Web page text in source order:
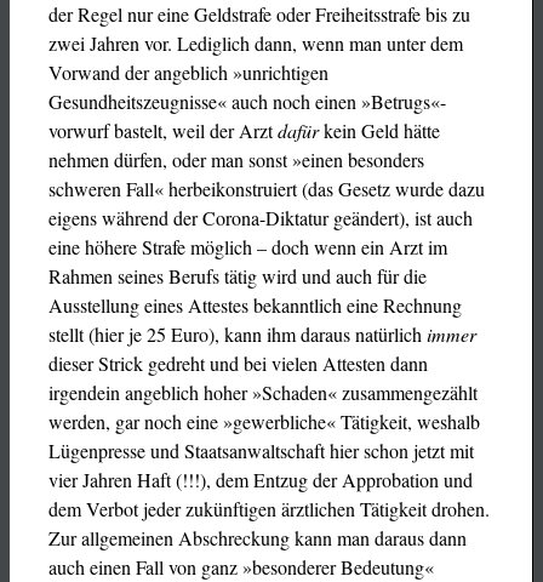
der Regel nur eine Geldstrafe oder Freiheitsstrafe bis zu
zwei Jahren vor. Lediglich dann, wenn man unter dem
Vorwand der angeblich »unrichtigen
Gesundheitszeugnisse« auch noch einen »Betrugs«-
vorwurf bastelt, weil der Arztdafürkein Geld hätte
nehmen dürfen, oder man sonst »einen besonders
schweren Fall« herbeikonstruiert (das Gesetz wurde dazu
eigens während der Corona-Diktatur geändert), ist auch
eine höhere Strafe möglich – doch wenn ein Arzt im
Rahmen seines Berufs tätig wird und auch für die
Ausstellung eines Attestes bekanntlich eine Rechnung
stellt (hier je 25 Euro), kann ihm daraus natürlichimmer
dieser Strick gedreht und bei vielen Attesten dann
irgendein angeblich hoher »Schaden« zusammengezählt
werden, gar noch eine »gewerbliche« Tätigkeit, weshalb
Lügenpresse und Staatsanwaltschaft hier schon jetzt mit
vier Jahren Haft (!!!), dem Entzug der Approbation und
dem Verbot jeder zukünftigen ärztlichen Tätigkeit drohen.
Zur allgemeinen Abschreckung kann man daraus dann
auch einen Fall von ganz »besonderer Bedeutung«